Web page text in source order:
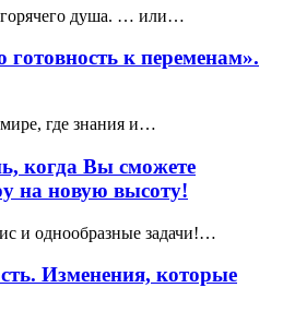
горячего душа. … или…
готовность к переменам».
где знания и…
когда Вы сможете
на новую высоту!
и однообразные задачи!…
Изменения, которые